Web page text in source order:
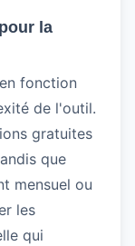
la
fonction
de l'outil.
gratuites
que
mensuel ou
les
qui